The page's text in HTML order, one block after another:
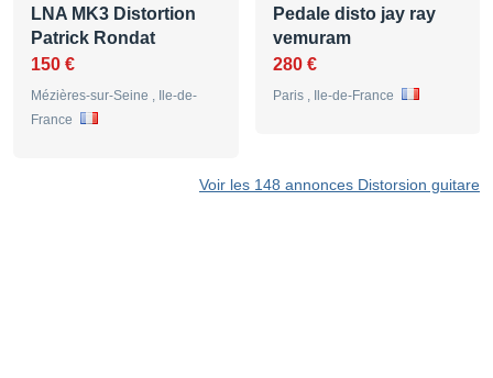
LNA MK3 Distortion
Patrick Rondat
150 €
Mézières-sur-Seine , Ile-de-
France
Pedale disto jay ray
vemuram
280 €
Paris , Ile-de-France
Voir les 148 annonces Distorsion guitare